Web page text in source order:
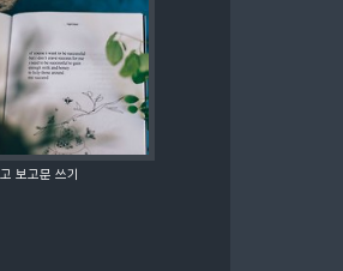
보고문 쓰기